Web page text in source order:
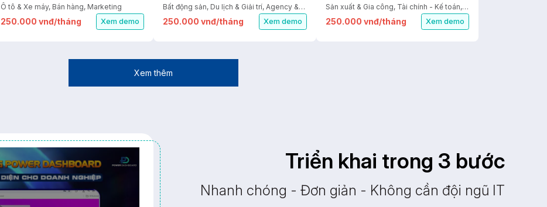
Ô tô & Xe máy, Bán hàng, Marketing
250.000 vnđ/tháng Xem demo
Bất động sản, Du lịch & Giải trí, Agency & Dịch vụ, Bán hàng
250.000 vnđ/tháng Xem demo
Sản xuất & Gia công, Tài chính - Kế toán, Nhân sự, Kho vận - Cung ứng
250.000 vnđ/tháng Xem demo
Xem thêm
Triển khai trong 3 bước
Nhanh chóng - Đơn giản - Không cần đội ngũ IT